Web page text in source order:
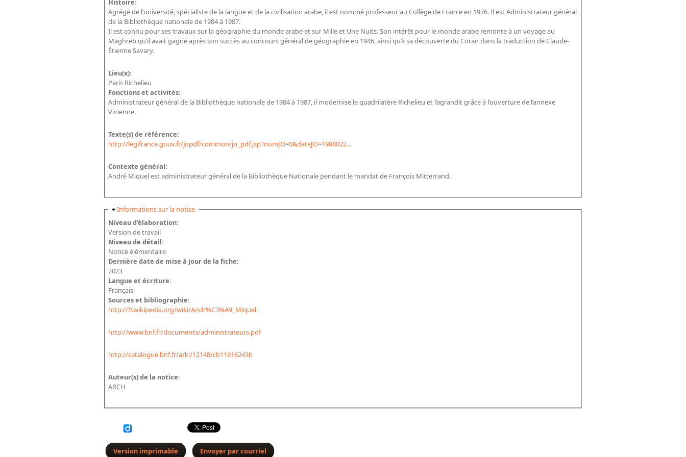
Histoire:
Agrégé de l’université, spécialiste de la langue et de la civilisation arabe, il est nommé professeur au Collège de France en 1976. Il est Administrateur général
de la Bibliothèque nationale de 1984 à 1987.
Il est connu pour ses travaux sur la géographie du monde arabe et sur Mille et Une Nuits. Son intérêt pour le monde arabe remonte à un voyage au
Maghreb qu’il avait gagné après son succès au concours général de géographie en 1946, ainsi qu’à sa découverte du Coran dans la traduction de Claude-
Étienne Savary.
Lieu(x):
Paris Richelieu
Fonctions et activités:
Administrateur général de la Bibliothèque nationale de 1984 à 1987, il modernise le quadrilatère Richelieu et l’agrandit grâce à l’ouverture de l’annexe
Vivienne.
Texte(s) de référence:
http://legifrance.gouv.fr/jopdf/common/jo_pdf.jsp?numJO=0&dateJO=1984022...
Contexte général:
André Miquel est administrateur général de la Bibliothèque Nationale pendant le mandat de François Mitterrand.
Masquer
Informations sur la notice
Niveau d'élaboration:
Version de travail
Niveau de détail:
Notice élémentaire
Dernière date de mise à jour de la fiche:
2023
Langue et écriture:
Français
Sources et bibliographie:
http://fr.wikipedia.org/wiki/Andr%C3%A9_Miquel
http://www.bnf.fr/documents/administrateurs.pdf
http://catalogue.bnf.fr/ark:/12148/cb11916243b
Auteur(s) de la notice:
ARCH
Version imprimable Envoyer par courriel